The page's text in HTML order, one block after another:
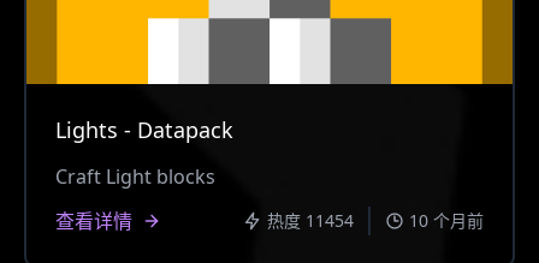
Lights - Datapack
Craft Light blocks
查看详情
热度 11454 10 个月前